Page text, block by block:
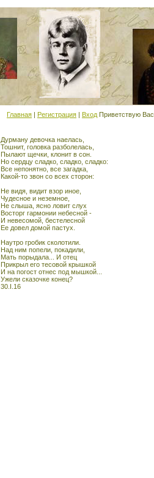
Главная | Регистрация | Вход Приветствую Вас
Дурману девочка наелась,
Тошнит, головка разболелась,
Пылают щечки, клонит в сон.
Но сердцу сладко, сладко, сладко:
Все непонятно, все загадка,
Какой-то звон со всех сторон:
Не видя, видит взор иное,
Чудесное и неземное,
Не слыша, ясно ловит слух
Восторг гармонии небесной -
И невесомой, бестелесной
Ее довел домой пастух.
Наутро гробик сколотили.
Над ним попели, покадили,
Мать порыдала... И отец
Прикрыл его тесовой крышкой
И на погост отнес под мышкой...
Ужели сказочке конец?
30.I.16